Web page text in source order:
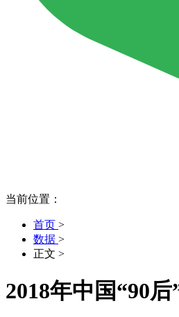
当前位置：
首页 >
数据 >
正文 >
2018年中国“90